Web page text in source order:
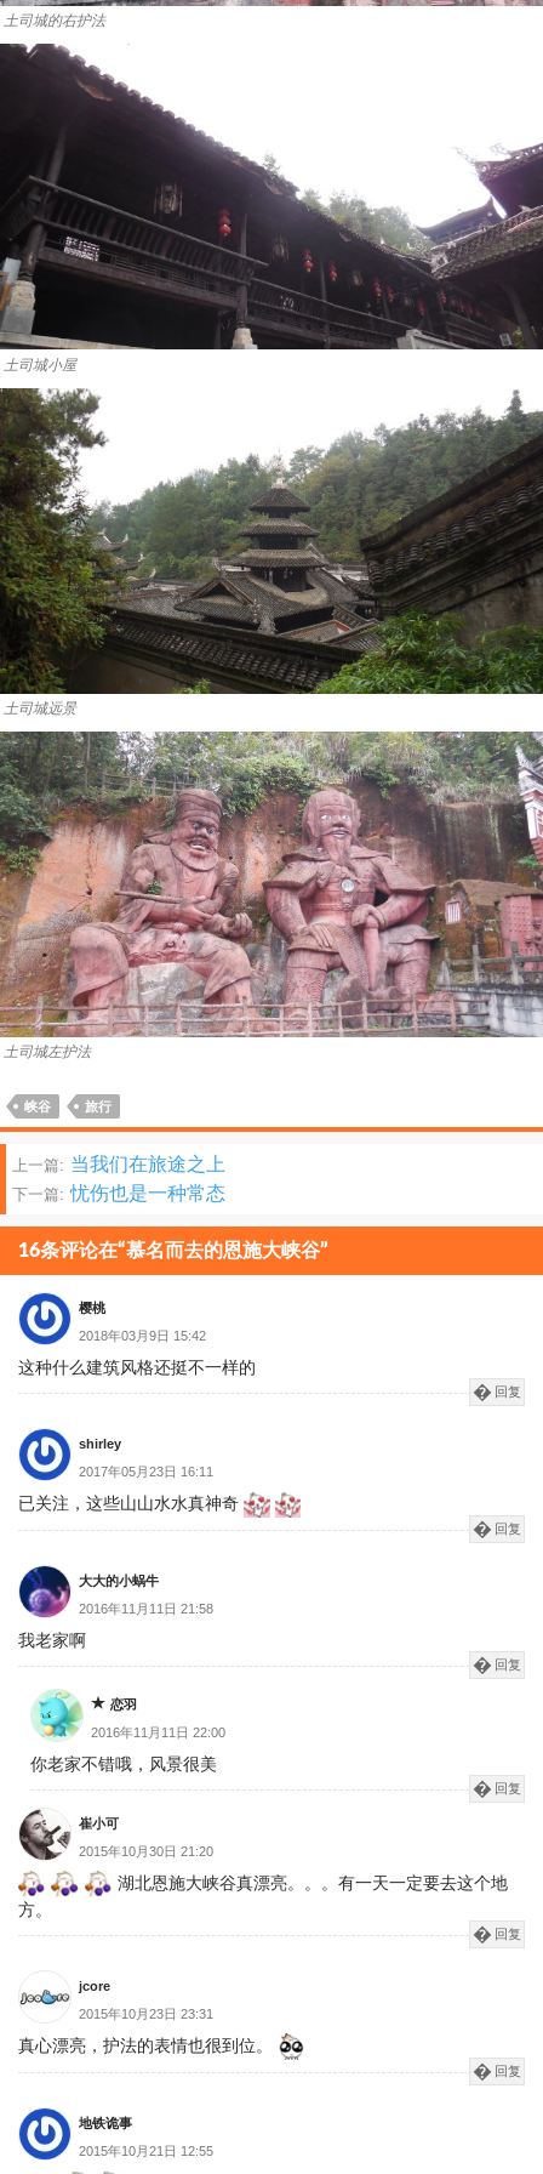
土司城的右护法
土司城小屋
土司城远景
土司城左护法
峡谷 旅行
文
章
分
页
上一篇: 当我们在旅途之上
下一篇: 忧伤也是一种常态
16条评论在“慕名而去的恩施大峡谷”
樱桃
2018年03月9日 15:42
这种什么建筑风格还挺不一样的
回复
shirley
2017年05月23日 16:11
已关注，这些山山水水真神奇
回复
大大的小蜗牛
2016年11月11日 21:58
我老家啊
回复
恋羽
2016年11月11日 22:00
你老家不错哦，风景很美
回复
崔小可
2015年10月30日 21:20
湖北恩施大峡谷真漂亮。。。有一天一定要去这个地
方。
回复
jcore
2015年10月23日 23:31
真心漂亮，护法的表情也很到位。
回复
地铁诡事
2015年10月21日 12:55